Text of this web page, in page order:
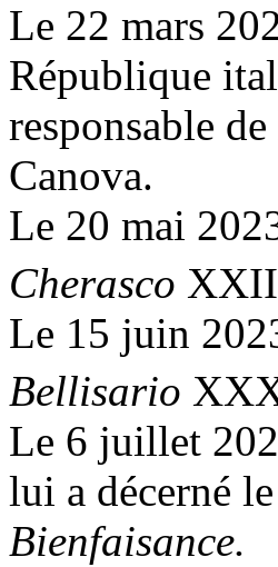
Le 22 mars
République
responsable
Canova.
Le 20 mai
Cherasco XXII
Le 15 juin
Bellisario
Le 6 juillet
lui a décerné
Bienfaisance.